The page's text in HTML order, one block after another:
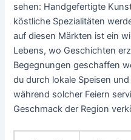
sehen: Handgefertigte
köstliche Spezialitäten
auf diesen Märkten ist ein
Lebens, wo Geschichten
Begegnungen geschaffen
du durch lokale Speisen
während solcher Feiern
Geschmack der Region